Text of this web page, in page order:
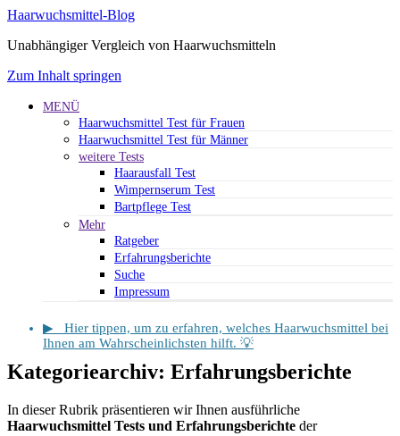
Haarwuchsmittel-Blog
Unabhängiger Vergleich von Haarwuchsmitteln
Zum Inhalt springen
MENÜ
Haarwuchsmittel Test für Frauen
Haarwuchsmittel Test für Männer
weitere Tests
Haarausfall Test
Wimpernserum Test
Bartpflege Test
Mehr
Ratgeber
Erfahrungsberichte
Suche
Impressum
▶ Hier tippen, um zu erfahren, welches Haarwuchsmittel bei
Ihnen am Wahrscheinlichsten hilft. 💡
Kategoriearchiv: Erfahrungsberichte
In dieser Rubrik präsentieren wir Ihnen ausführliche
Haarwuchsmittel Tests und Erfahrungsberichte der